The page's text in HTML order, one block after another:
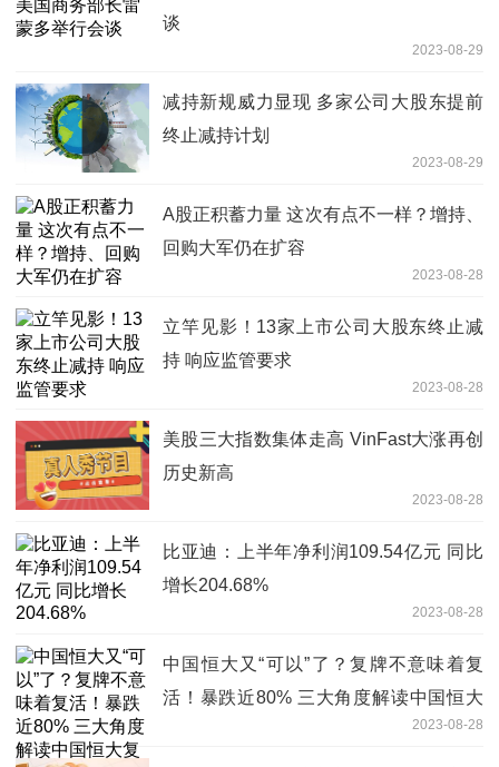
谈
2023-08-29
减持新规威力显现 多家公司大股东提前
终止减持计划
2023-08-29
A股正积蓄力量 这次有点不一样？增持、
回购大军仍在扩容
2023-08-28
立竿见影！13家上市公司大股东终止减
持 响应监管要求
2023-08-28
美股三大指数集体走高 VinFast大涨再创
历史新高
2023-08-28
比亚迪：上半年净利润109.54亿元 同比
增长204.68%
2023-08-28
中国恒大又“可以”了？复牌不意味着复
活！暴跌近80% 三大角度解读中国恒大
2023-08-28